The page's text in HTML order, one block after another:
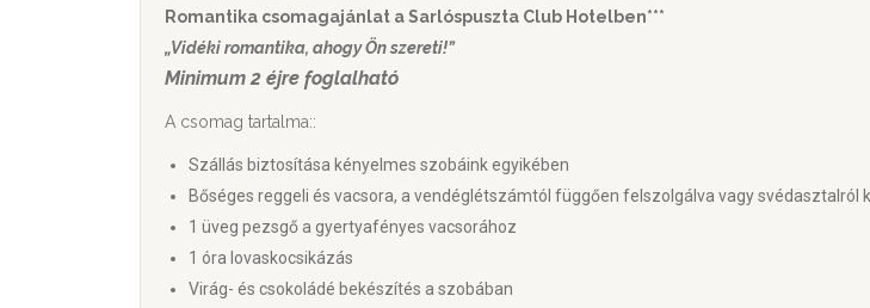
Romantika csomagajánlat a Sarlóspuszta Club Hotelben***
„Vidéki romantika, ahogy Ön szereti!”
Minimum 2 éjre foglalható
A csomag tartalma::
Szállás biztosítása kényelmes szobáink egyikében
Bőséges reggeli és vacsora, a vendéglétszámtól függően felszolgálva vagy svédasztalról
1 üveg pezsgő a gyertyafényes vacsorához
1 óra lovaskocsikázás
Virág- és csokoládé bekészítés a szobában